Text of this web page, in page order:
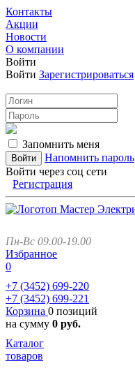
Контакты
Акции
Новости
О компании
Войти
Войти Зарегистрироваться
Запомнить меня
Напомнить пароль
Войти через соц сети
Регистрация
Пн-Вс 09.00-19.00
Избранное
0
+7 (3452) 699-220
+7 (3452) 699-221
Корзина 0 позиций
на сумму 0 руб.
Каталог
товаров